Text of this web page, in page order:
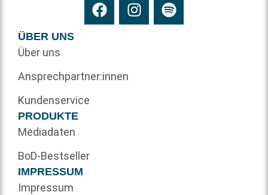
ÜBER UNS
Über uns
Ansprechpartner:innen
Kundenservice
PRODUKTE
Mediadaten
BoD-Bestseller
IMPRESSUM
Impressum